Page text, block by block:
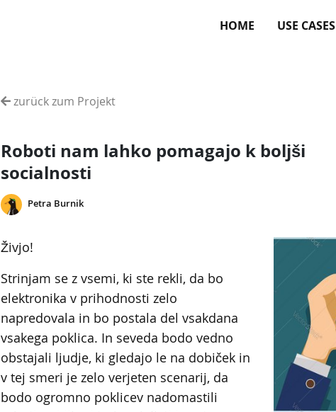
HOME USE CASES
zurück zum Projekt
Roboti nam lahko pomagajo k boljši
socialnosti
Petra Burnik
Živjo!
Strinjam se z vsemi, ki ste rekli, da bo
elektronika v prihodnosti zelo
napredovala in bo postala del vsakdana
vsakega poklica. In seveda bodo vedno
obstajali ljudje, ki gledajo le na dobiček in
v tej smeri je zelo verjeten scenarij, da
bodo ogromno poklicev nadomastili